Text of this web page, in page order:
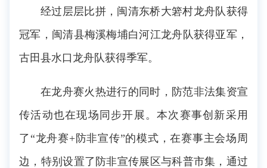
经过层层比拼，闽清东桥大箬村龙舟队获得
冠军，闽清县梅溪梅埔白河江龙舟队获得亚军，
古田县水口龙舟队获得季军。
在龙舟赛火热进行的同时，防范非法集资宣
传活动也在现场同步开展。本次赛事创新采用
了“龙舟赛+防非宣传”的模式，在赛事主会场周
边，特别设置了防非宣传展区与科普市集，通过